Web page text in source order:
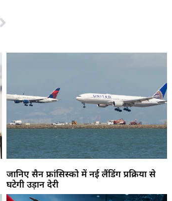
जानिए सैन फ्रांसिस्को में नई लैंडिंग प्रक्रिया से
घटेगी उड़ान देरी